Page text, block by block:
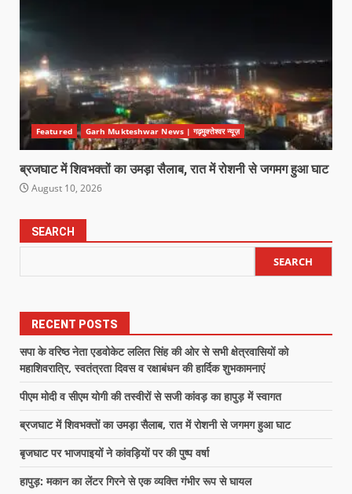
Featured Garh Mukteshwar News | गढ़मुक्तेश्वर न्यूज़
ब्रजघाट में शिवभक्तों का उमड़ा सैलाब, रात में रोशनी से जगमग हुआ घाट
August 10, 2026
SEARCH
SEARCH
RECENT POSTS
सपा के वरिष्ठ नेता एडवोकेट ललित सिंह की ओर से सभी क्षेत्रवासियों को
महाशिवरात्रि, स्वतंत्रता दिवस व रक्षाबंधन की हार्दिक शुभकामनाएं
पीएम मोदी व सीएम योगी की तस्वीरों से सजी कांवड़ का हापुड़ में स्वागत
ब्रजघाट में शिवभक्तों का उमड़ा सैलाब, रात में रोशनी से जगमग हुआ घाट
बृजघाट पर भाजपाइयों ने कांवड़ियों पर की पुष्प वर्षा
हापुड़: मकान का लेंटर गिरने से एक व्यक्ति गंभीर रूप से घायल